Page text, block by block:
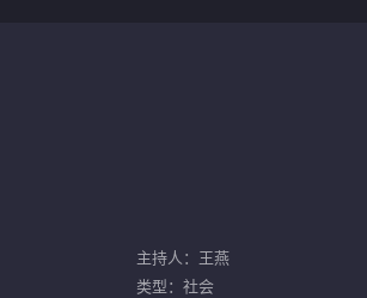
主持人：王燕
类型：社会